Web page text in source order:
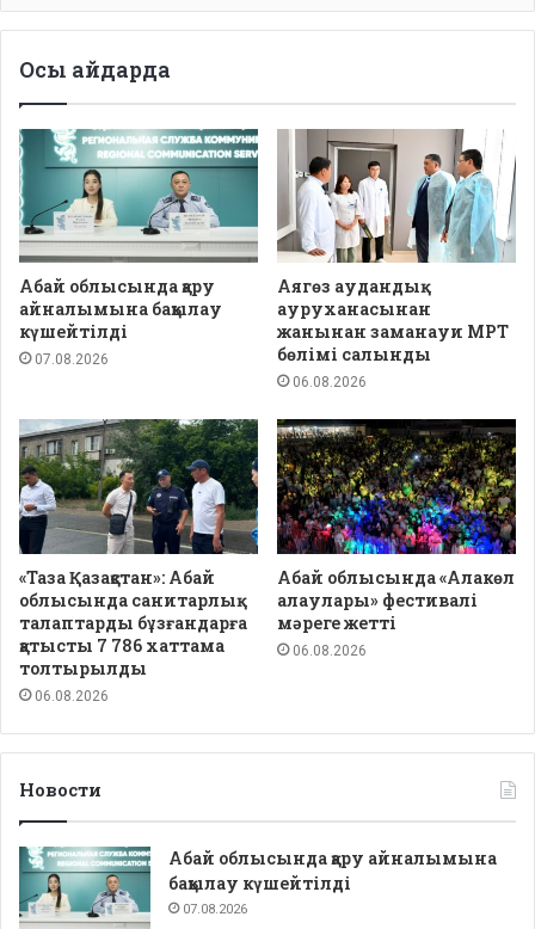
Осы айдарда
Абай облысында қару
айналымына бақылау
күшейтілді
07.08.2026
Аягөз аудандық
ауруханасынан
жанынан заманауи МРТ
бөлімі салынды
06.08.2026
«Таза Қазақстан»: Абай
облысында санитарлық
талаптарды бұзғандарға
қатысты 7 786 хаттама
толтырылды
06.08.2026
Абай облысында «Алакөл
алаулары» фестивалі
мәреге жетті
06.08.2026
Новости
Абай облысында қару айналымына
бақылау күшейтілді
07.08.2026